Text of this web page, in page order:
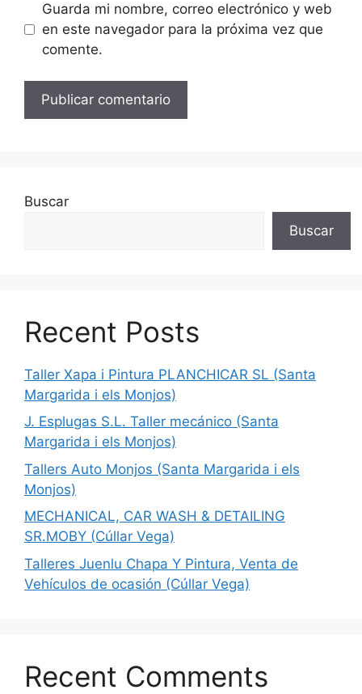
Guarda mi nombre, correo electrónico y web
en este navegador para la próxima vez que
comente.
Buscar
Buscar
Recent Posts
Taller Xapa i Pintura PLANCHICAR SL (Santa
Margarida i els Monjos)
J. Esplugas S.L. Taller mecánico (Santa
Margarida i els Monjos)
Tallers Auto Monjos (Santa Margarida i els
Monjos)
MECHANICAL, CAR WASH & DETAILING
SR.MOBY (Cúllar Vega)
Talleres Juenlu Chapa Y Pintura, Venta de
Vehículos de ocasión (Cúllar Vega)
Recent Comments